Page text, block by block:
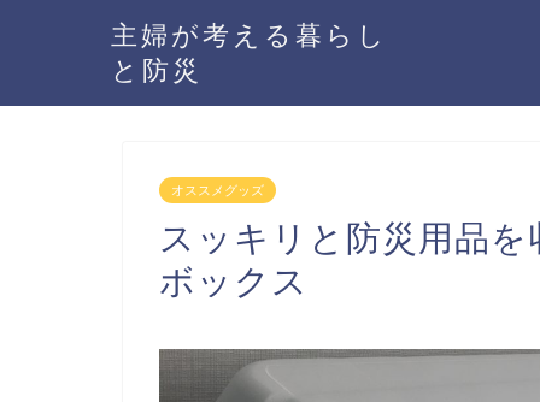
主婦が考える暮らし
と防災
オススメグッズ
スッキリと防災用品
ボックス